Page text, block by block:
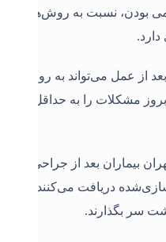
بودن، نسبت به روش‌های
از عمل می‌تواند به روند
مشکلات را به حداقل
بیماران بعد از جراحی،
دریافت می‌کنند تا
سر بگذارند.